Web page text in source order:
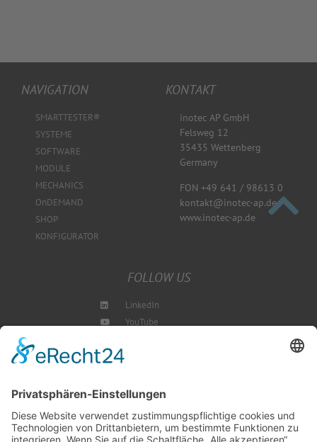
NAVIGATION
SMARTTESTER®
SYSTEME
SOFTWARE
MODULE
MECHANICS
OnDEMAND
SHOP
KONFIGURATOR
KONTAKT
inotec AP GmbH
Felsweg 12
35435 Wettenberg
Germany
FON +49 641 / 98613 0
kontakt@inotec-ap.de
www.inotec-ap.de
FOLLOW US
LinkedIn
YouTube
NEWSLETTER ABBONIEREN